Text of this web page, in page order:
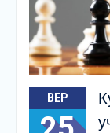
ВЕР